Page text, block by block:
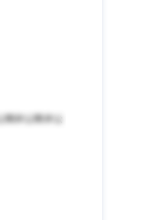
開非公開非公